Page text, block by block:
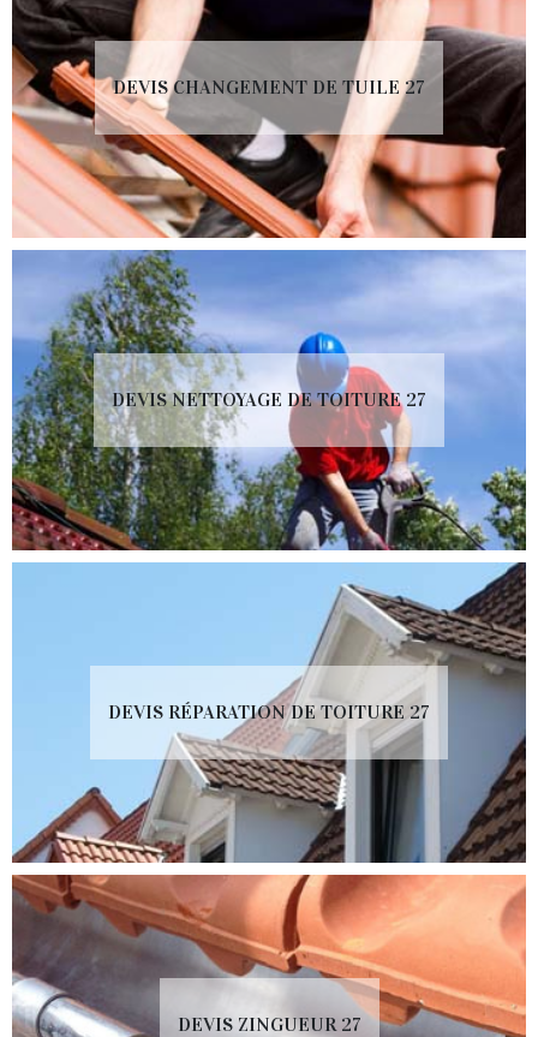
DEVIS CHANGEMENT DE TUILE 27
DEVIS NETTOYAGE DE TOITURE 27
DEVIS RÉPARATION DE TOITURE 27
DEVIS ZINGUEUR 27